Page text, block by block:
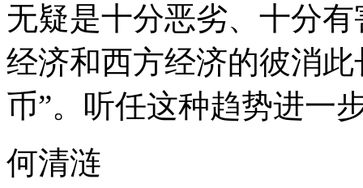
无疑是十分恶劣、十分
经济和西方经济的彼消
币”。听任这种趋势进一
何清涟